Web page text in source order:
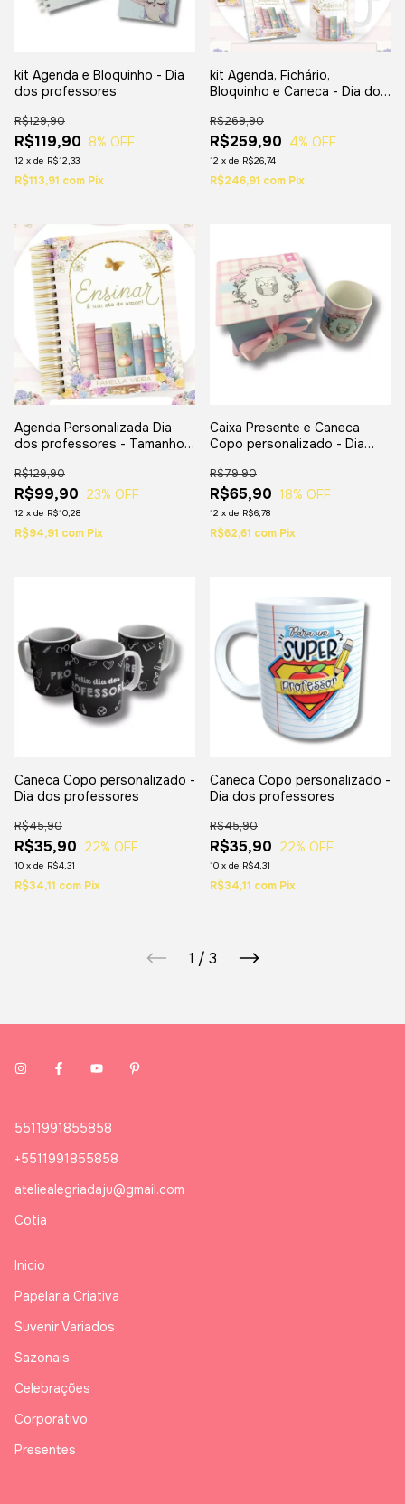
kit Agenda e Bloquinho - Dia
dos professores
R$119,90
R$129,90
8% OFF
12 x de R$12,33
R$113,91 com Pix
kit Agenda, Fichário,
Bloquinho e Caneca - Dia dos
R$259,90
R$269,90
4% OFF
12 x de R$26,74
R$246,91 com Pix
Agenda Personalizada Dia
dos professores - Tamanho
R$99,90
R$129,90
23% OFF
12 x de R$10,28
R$94,91 com Pix
Caixa Presente e Caneca
Copo personalizado - Dia
R$65,90
R$79,90
18% OFF
12 x de R$6,78
R$62,61 com Pix
Caneca Copo personalizado -
Dia dos professores
R$35,90
R$45,90
22% OFF
10 x de R$4,31
R$34,11 com Pix
Caneca Copo personalizado -
Dia dos professores
R$35,90
R$45,90
22% OFF
10 x de R$4,31
R$34,11 com Pix
1 / 3
5511991855858
+5511991855858
ateliealegriadaju@gmail.com
Cotia
Inicio
Papelaria Criativa
Suvenir Variados
Sazonais
Celebrações
Corporativo
Presentes